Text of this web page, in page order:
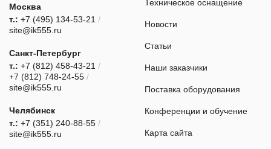
Москва
т.: +7 (495) 134-53-21 /
site@ik555.ru
Санкт-Петербург
т.: +7 (812) 458-43-21 /
+7 (812) 748-24-55 /
site@ik555.ru
Челябинск
т.: +7 (351) 240-88-55 /
site@ik555.ru
Техническое оснащение
Новости
Статьи
Наши заказчики
Поставка оборудования
Конференции и обучение
Карта сайта